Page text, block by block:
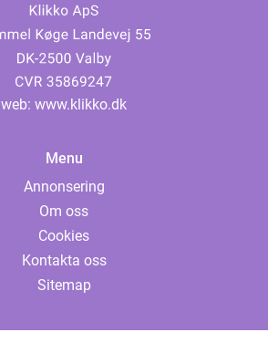
web: www.klikko.dk
Menu
Annonsering
Om oss
Cookies
Kontakta oss
Sitemap